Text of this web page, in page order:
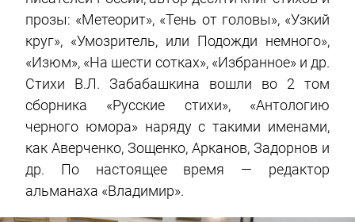
прозы: «Метеорит», «Тень от головы», «Узкий
круг», «Умозритель, или Подожди немного»,
«Изюм», «На шести сотках», «Избранное» и др.
Стихи В.Л. Забабашкина вошли во 2 том
сборника «Русские стихи», «Антологию
черного юмора» наряду с такими именами,
как Аверченко, Зощенко, Арканов, Задорнов и
др. По настоящее время — редактор
альманаха «Владимир».